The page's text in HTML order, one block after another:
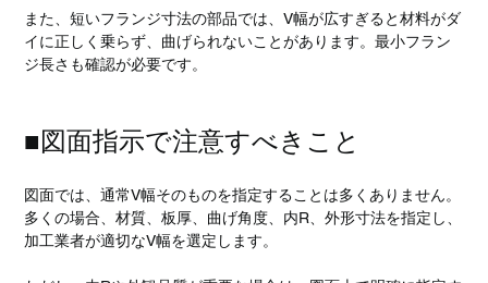
また、短いフランジ寸法の部品では、V幅が広すぎると材料がダ
イに正しく乗らず、曲げられないことがあります。最小フラン
ジ長さも確認が必要です。
■図面指示で注意すべきこと
図面では、通常V幅そのものを指定することは多くありません。
多くの場合、材質、板厚、曲げ角度、内R、外形寸法を指定し、
加工業者が適切なV幅を選定します。